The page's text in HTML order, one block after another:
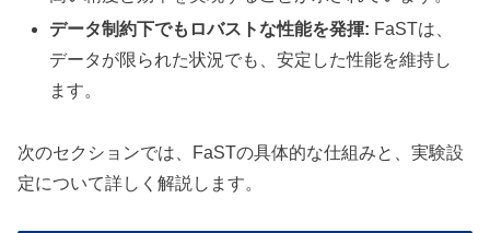
データ制約下でもロバストな性能を発揮: FaSTは、
データが限られた状況でも、安定した性能を維持し
ます。
次のセクションでは、FaSTの具体的な仕組みと、実験設
定について詳しく解説します。